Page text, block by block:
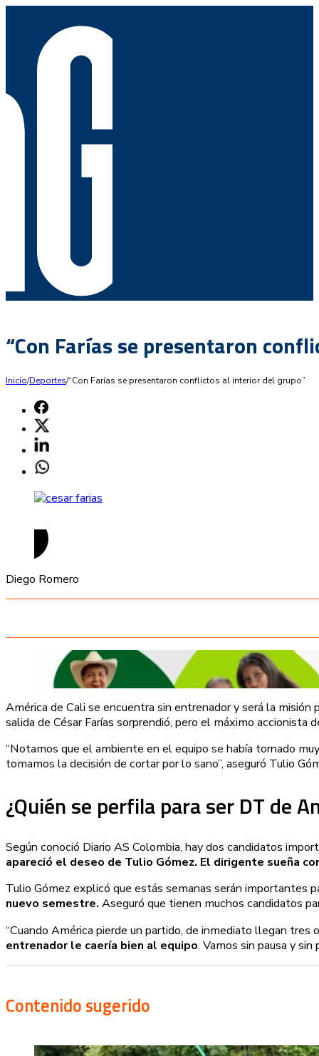
“Con Farías se presentaron
Inicio/Deportes/“Con Farías se presentaron conflictos al interior del grupo”
Diego Romero
América de Cali se encuentra sin entrenador y será la misión
salida de César Farías sorprendió, pero el máximo
“Notamos que el ambiente en el equipo se había tornado
tomamos la decisión de cortar por lo sano”, aseguró Tulio
¿Quién se perfila para ser DT de
Según conoció Diario AS Colombia, hay dos candidatos
apareció el deseo de Tulio Gómez. El dirigente sueña
Tulio Gómez explicó que estás semanas serán importantes
nuevo semestre. Aseguró que tienen muchos candidatos
“Cuando América pierde un partido, de inmediato llegan
entrenador le caería bien al equipo. Vamos sin pausa y
Contenido sugerido